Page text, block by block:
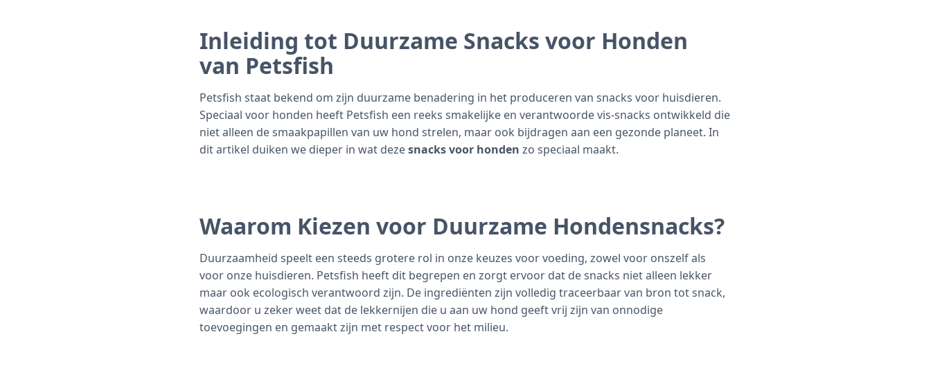
Inleiding tot Duurzame Snacks voor Honden
van Petsfish
Petsfish staat bekend om zijn duurzame benadering in het produceren van snacks voor huisdieren.
Speciaal voor honden heeft Petsfish een reeks smakelijke en verantwoorde vis-snacks ontwikkeld die
niet alleen de smaakpapillen van uw hond strelen, maar ook bijdragen aan een gezonde planeet. In
dit artikel duiken we dieper in wat dezesnacks voor honden zo speciaal maakt.
Waarom Kiezen voor Duurzame Hondensnacks?
Duurzaamheid speelt een steeds grotere rol in onze keuzes voor voeding, zowel voor onszelf als
voor onze huisdieren. Petsfish heeft dit begrepen en zorgt ervoor dat de snacks niet alleen lekker
maar ook ecologisch verantwoord zijn. De ingrediënten zijn volledig traceerbaar van bron tot snack,
waardoor u zeker weet dat de lekkernijen die u aan uw hond geeft vrij zijn van onnodige
toevoegingen en gemaakt zijn met respect voor het milieu.